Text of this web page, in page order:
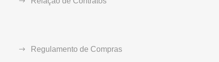
Regulamento de Compras